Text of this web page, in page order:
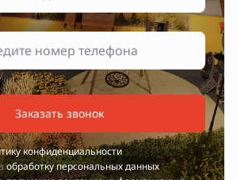
Заказать звонок
конфиденциальности
обработку персональных данных